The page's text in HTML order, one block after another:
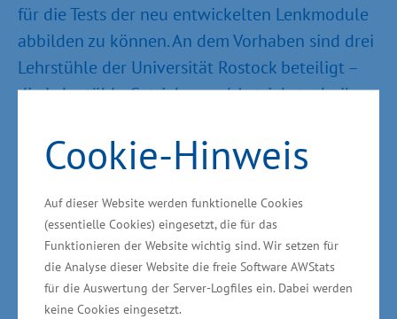
Cookie-Hinweis
Auf dieser Website werden funktionelle Cookies
(essentielle Cookies) eingesetzt, die für das
Funktionieren der Website wichtig sind. Wir setzen für
die Analyse dieser Website die freie Software AWStats
für die Auswertung der Server-Logfiles ein. Dabei werden
keine Cookies eingesetzt.
für die Tests der neu entwickelten Lenkmodule
abbilden zu können. An dem Vorhaben sind drei
Lehrstühle der Universität Rostock beteiligt –
die Lehrstühle Getriebe- und Antriebstechnik,
Technische Mechanik/Dynamik. „Die Förderung
von Forschung, Entwicklung und Innovation ist
ein Schwerpunkt der Wirtschaftspolitik in
Mecklenburg-Vorpommern. Ziel muss es sein,
international wettbewerbsfähige Produkte und
Verfahren marktreif zu entwickeln. Dabei spielt
der Verbund von Wirtschaft und Wissenschaft